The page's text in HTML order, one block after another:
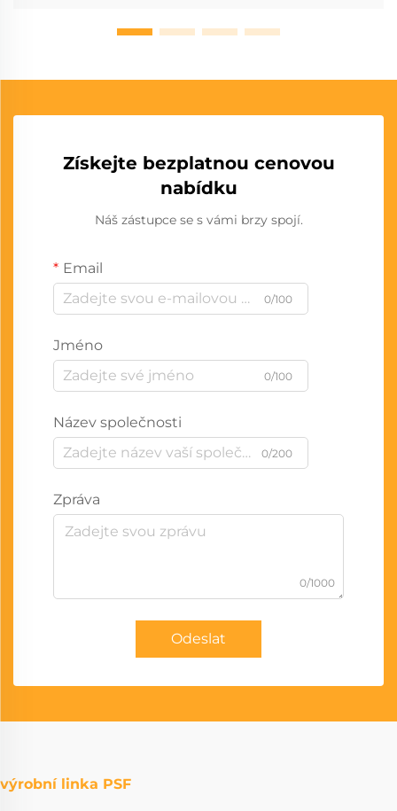
Získejte bezplatnou cenovou
nabídku
Náš zástupce se s vámi brzy spojí.
Email
0/100
Jméno
0/100
Název společnosti
0/200
Zpráva
0/1000
Odeslat
výrobní linka PSF